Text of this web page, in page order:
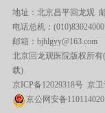
地址：北京昌平回龙观
电话总机：
邮箱：bjhlgyy@163.com
北京回龙观医院版权所
载)
京ICP备12029318号京卫
京公网安备